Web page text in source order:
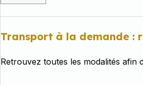
Transport à la demande :
Retrouvez toutes les modalités afin